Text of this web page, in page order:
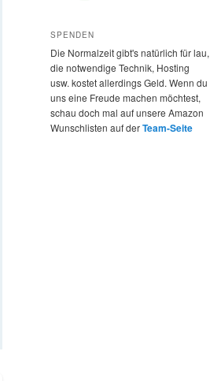
SPENDEN
Die Normalzeit gibt's natürlich für lau,
die notwendige Technik, Hosting
usw. kostet allerdings Geld. Wenn du
uns eine Freude machen möchtest,
schau doch mal auf unsere Amazon
Wunschlisten auf derTeam-Seite